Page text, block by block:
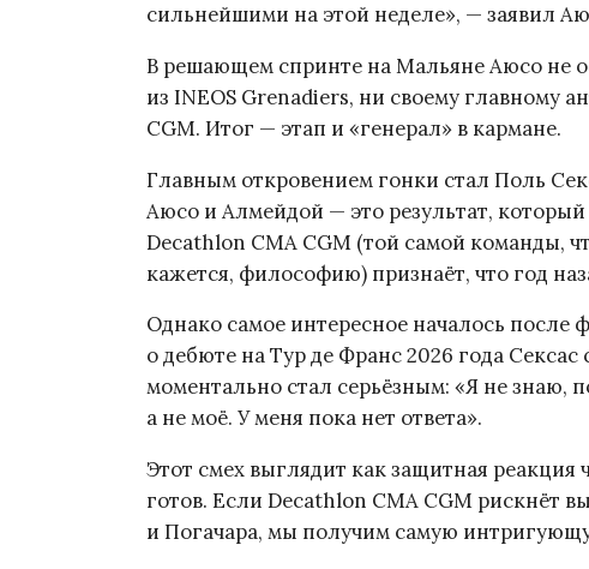
сильнейшими на этой неделе», — заявил
В решающем спринте на Мальяне Аюсо не
из INEOS Grenadiers, ни своему главному
CGM. Итог — этап и «генерал» в кармане.
Главным откровением гонки стал Поль
Аюсо и Алмейдой — это результат,
Decathlon CMA CGM (той самой команды,
кажется, философию) признаёт, что год
Однако самое интересное началось
о дебюте на Тур де Франс 2026 года Сексас
моментально стал серьёзным: «Я не знаю,
а не моё. У меня пока нет ответа».
Этот смех выглядит как защитная
готов. Если Decathlon CMA CGM рискнёт
и Погачара, мы получим самую